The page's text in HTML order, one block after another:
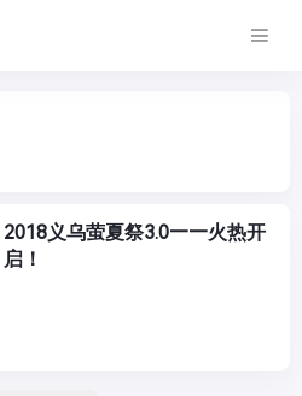
2018义乌萤夏祭3.0——火热开
启！